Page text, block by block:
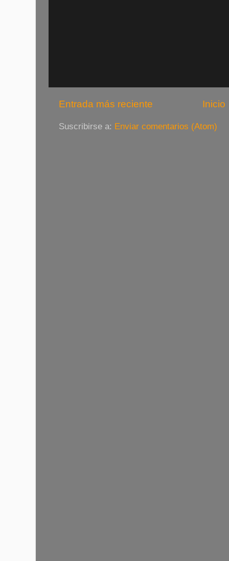
Entrada más reciente Inicio
Suscribirse a: Enviar comentarios (Atom)